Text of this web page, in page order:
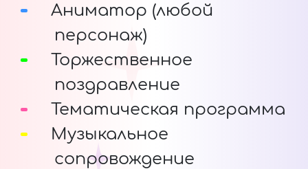
Аниматор (любой
персонаж)
Торжественное
поздравление
Тематическая программа
Музыкальное
сопровождение